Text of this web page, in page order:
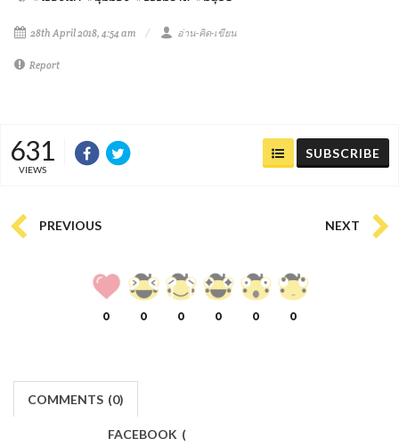
28th April 2018, 4:54 am อ่าน-คิด-เขียน
Report
631
VIEWS
SUBSCRIBE
PREVIOUS NEXT
0 0 0 0 0 0
COMMENTS (0)
FACEBOOK (